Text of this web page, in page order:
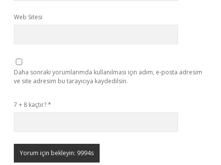
Web Sitesi
Daha sonraki yorumlarımda kullanılması için adım, e-posta adresim
ve site adresim bu tarayıcıya kaydedilsin.
7 + 8 kaçtır?*